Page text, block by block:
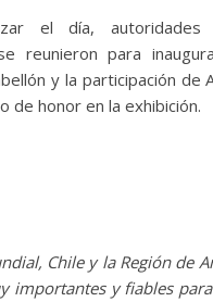
el día, autoridades
reunieron para
y la participación de
de honor en la exhibición.
Chile y la Región de
importantes y fiables